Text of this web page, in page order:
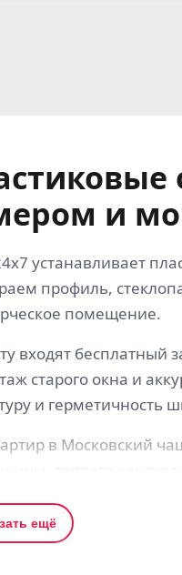
и
устанавливает
профиль,
помещение.
входят бесплатный
старого окна и
и герметичность
в Московский
при
ещё